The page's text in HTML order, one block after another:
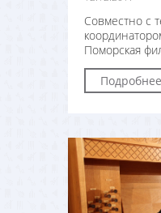
Совместно с
Поморская
Подробнее